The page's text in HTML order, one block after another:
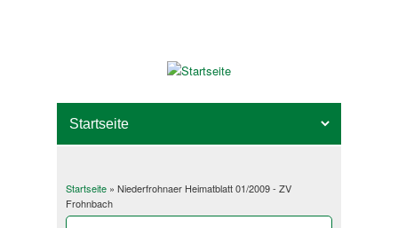
Sie sind hier
Startseite» Niederfrohnaer Heimatblatt 01/2009 - ZV
Frohnbach